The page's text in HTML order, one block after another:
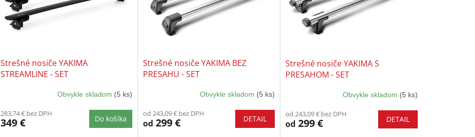
oStrešné nosiče YAKIMA
STREAMLINE - SET
Obvykle skladom (5 ks)
283,74 € bez DPH
349 € Do košíka
Strešné nosiče YAKIMA BEZ
PRESAHU - SET
produktu
je
Obvykle skladom (5 ks)
od 243,09 € bez DPH
od 299 € DETAIL
Strešné nosiče YAKIMA S
PRESAHOM - SET
Obvykle skladom (5 ks)
od 243,09 € bez DPH
od 299 € DETAIL